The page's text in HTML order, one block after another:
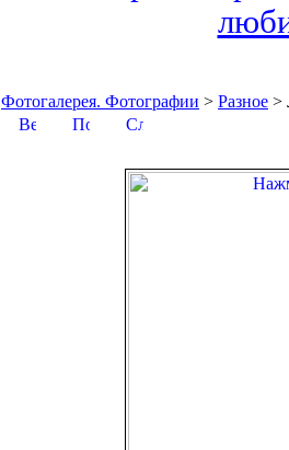
Фотогалерея. Фотографии > Разное >